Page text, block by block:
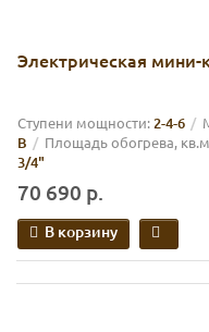
Электрическая мини-
Cтупени мощности: 2-4-6
В
Площадь обогрева,
3/4"
70 690 р.
В корзину